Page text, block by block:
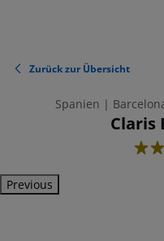
Zurück zur Übersicht
Spanien |
Claris
5.5
Previous